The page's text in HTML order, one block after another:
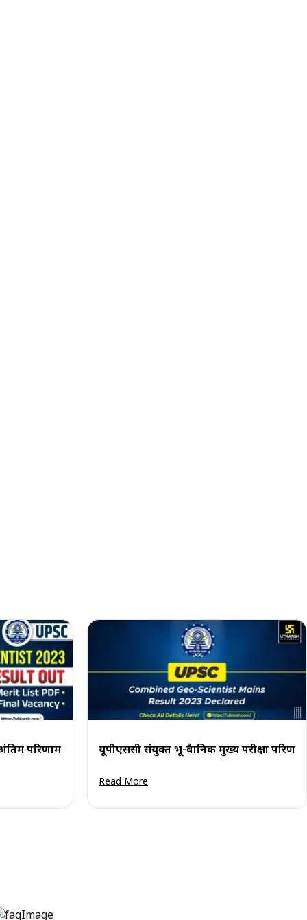
परिणाम 2023 घोषितयूपीएससी संयुक्त भू-वैज्ञानिक मुख्य परीक्षा
Read More